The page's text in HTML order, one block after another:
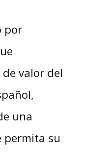
por
valor del
una
permita su